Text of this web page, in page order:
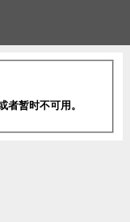
暂时不可用。